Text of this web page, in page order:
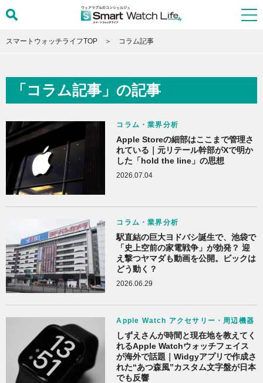
スマートウォッチライフTOP コラム記事
「コラム記事」の記事
コラム・業界分析
Apple Storeの細部はここまで管理さ
れている｜元リテール幹部がXで明か
した「hold the line」の思想
2026.07.04
コラム・業界分析
駅直結の巨大ヨドバシ誕生で、池袋で
「史上空前の家電戦争」が勃発？ 迎
え撃つヤマダも動画を公開。ビックは
どう動く？
2026.06.29
Apple Watch アクセサリー・周辺機器
しずえさんが時間と現在地を教えてく
れるApple Watchウォッチフェイス
が海外で話題｜Widgyアプリで作成さ
れた“あつ森風”カスタム文字盤が日本
でも反響